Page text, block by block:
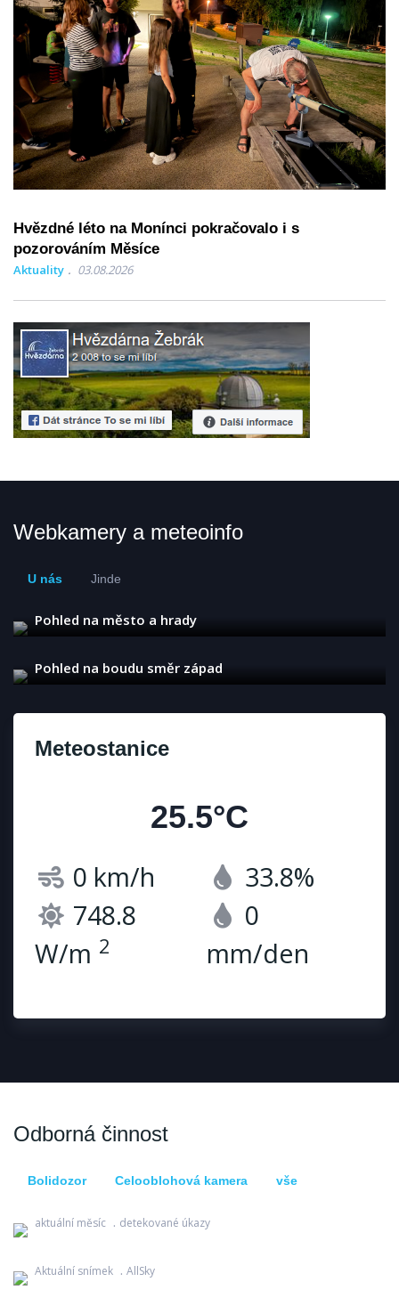
Hvězdné léto na Monínci pokračovalo i s
pozorováním Měsíce
Aktuality 03.08.2026
Webkamery a meteoinfo
U nás Jinde
Pohled na město a hrady
Pohled na boudu směr západ
Meteostanice
25.5°C
0 km/h
748.8
W/m 2
33.8%
0
mm/den
Odborná činnost
Bolidozor Celooblohová kamera vše
aktuální měsíc detekované úkazy
Aktuální snímek AllSky